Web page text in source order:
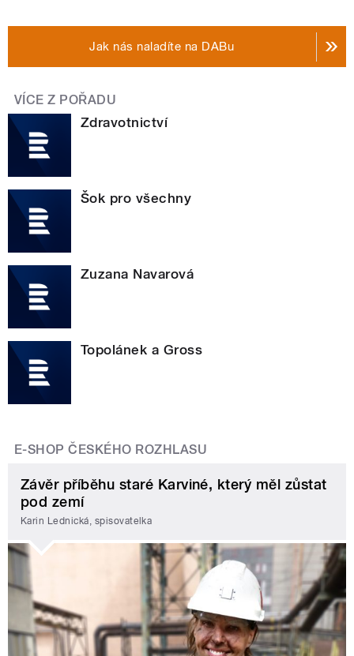
Jak nás naladíte na DABu
VÍCE Z POŘADU
Zdravotnictví
Šok pro všechny
Zuzana Navarová
Topolánek a Gross
E-SHOP ČESKÉHO ROZHLASU
Závěr příběhu staré Karviné, který měl zůstat
pod zemí
Karin Lednická, spisovatelka